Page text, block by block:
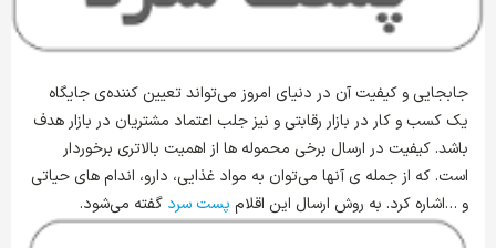
جابجایی و کیفیت آن در دنیای امروز می‌تواند تعیین کننده‌ی جایگاه
یک کسب و کار در بازار رقابتی و نیز جلب اعتماد مشتریان در بازار هدف
باشد. کیفیت در ارسال برخی محموله ها از اهمیت بالاتری برخوردار
است. که از جمله ی آنها می‌توان به مواد غذایی، دارو، اندام های حیاتی
و …اشاره کرد. به روش ارسال این اقلام پست سرد گفته می‌شود.